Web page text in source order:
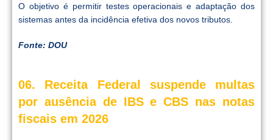
O objetivo é permitir testes operacionais e adaptação dos
sistemas antes da incidência efetiva dos novos tributos.
Fonte: DOU
06. Receita Federal suspende multas
por ausência de IBS e CBS nas notas
fiscais em 2026